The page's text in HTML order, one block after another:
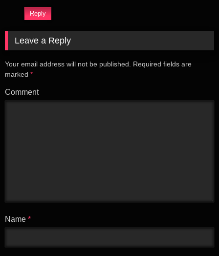
Reply
Leave a Reply
Your email address will not be published.
Required fields are
marked *
Comment
Name *